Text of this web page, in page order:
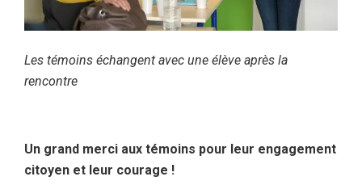
Les témoins échangent avec une élève après la
rencontre
Un grand merci aux témoins pour leur engagement
citoyen et leur courage !